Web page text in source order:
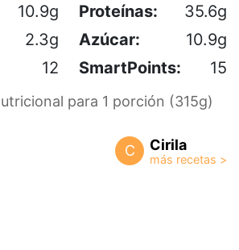
10.9g Proteínas:
35.6g
2.3g Azúcar:
10.9g
12 SmartPoints: 15
para 1 porción (315g)
C Cirila